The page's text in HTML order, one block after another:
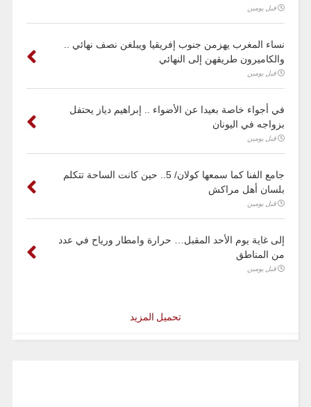
قبل يومين
نساء المغرب يهزمن جنوب إفريقيا ويبلغن نصف نهائي ..
والكاميرون طريقهن إلى النهائي
قبل يومين
في أجواء خاصة بعيدا عن الأضواء .. إبراهيم دياز يحتفل
بزواجه في اليونان
قبل يومين
جامع الفنا كما سمعها كولان/ 5.. حين كانت الساحة تتكلم
بلسان أهل مراكش
قبل يومين
إلى غاية يوم الأحد المقبل… حرارة وامطار ورياح في عدد
من المناطق
قبل يومين
تحميل المزيد